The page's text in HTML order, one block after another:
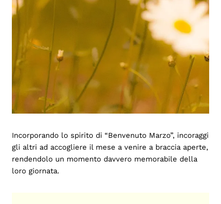
Incorporando lo spirito di “Benvenuto Marzo”, incoraggi
gli altri ad accogliere il mese a venire a braccia aperte,
rendendolo un momento davvero memorabile della
loro giornata.